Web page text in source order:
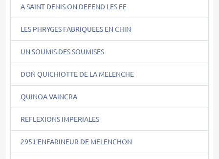
A SAINT DENIS ON DEFEND LES FE
LES PHRYGES FABRIQUEES EN CHIN
UN SOUMIS DES SOUMISES
DON QUICHIOTTE DE LA MELENCHE
QUINOA VAINCRA
REFLEXIONS IMPERIALES
295.L'ENFARINEUR DE MELENCHON